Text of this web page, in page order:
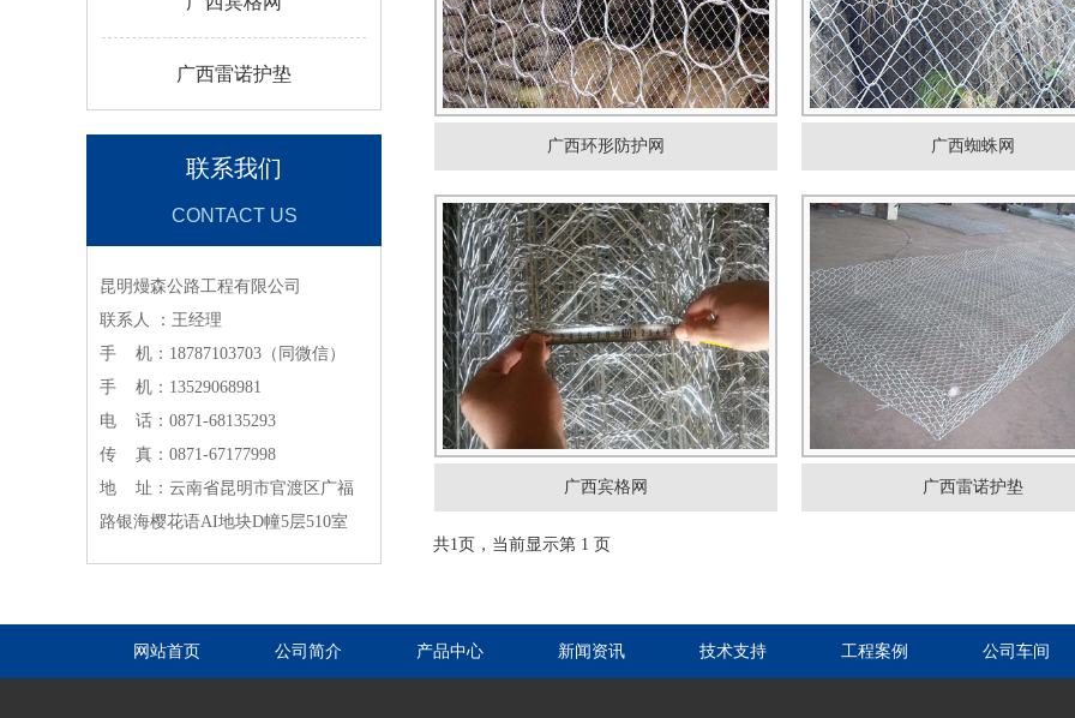
广西雷诺护垫
联系我们
CONTACT US
昆明熳森公路工程有限公司
联系人 ：王经理
手 机：18787103703（同微信）
手 机：13529068981
电 话：0871-68135293
传 真：0871-67177998
地 址：云南省昆明市官渡区广福
路银海樱花语AI地块D幢5层510室
广西环形防护网 广西蜘蛛网
广西宾格网 广西雷诺护垫
共1页，当前显示第 1 页
网站首页 公司简介 产品中心 新闻资讯 技术支持 工程案例 公司车间